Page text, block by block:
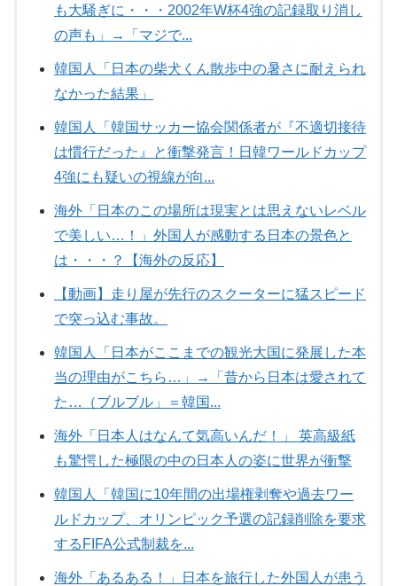
も大騒ぎに・・・2002年W杯4強の記録取り消し
の声も」→「マジで...
韓国人「日本の柴犬くん散歩中の暑さに耐えられ
なかった結果」
韓国人「韓国サッカー協会関係者が『不適切接待
は慣行だった』と衝撃発言！日韓ワールドカップ
4強にも疑いの視線が向...
海外「日本のこの場所は現実とは思えないレベル
で美しい…！」外国人が感動する日本の景色と
は・・・？【海外の反応】
【動画】走り屋が先行のスクーターに猛スピード
で突っ込む事故。
韓国人「日本がここまでの観光大国に発展した本
当の理由がこちら…」→「昔から日本は愛されて
た…（ブルブル」＝韓国...
海外「日本人はなんて気高いんだ！」 英高級紙
も驚愕した極限の中の日本人の姿に世界が衝撃
韓国人「韓国に10年間の出場権剥奪や過去ワー
ルドカップ、オリンピック予選の記録削除を要求
するFIFA公式制裁を...
海外「あるある！」日本を旅行した外国人が患う